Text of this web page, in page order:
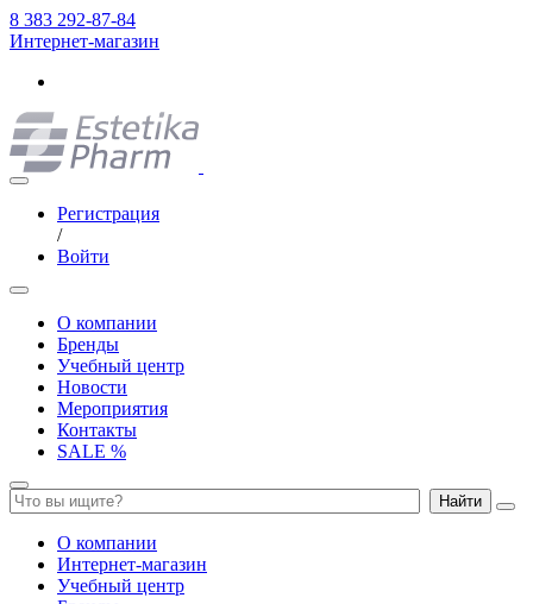
8 383 292-87-84
Интернет-магазин
Регистрация
/
Войти
О компании
Бренды
Учебный центр
Новости
Мероприятия
Контакты
SALE %
Найти
О компании
Интернет-магазин
Учебный центр